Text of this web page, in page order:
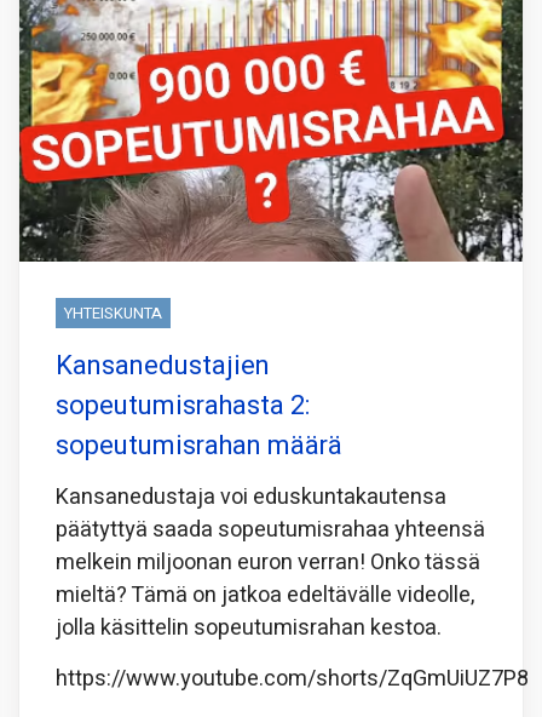
YHTEISKUNTA
Kansanedustajien
sopeutumisrahasta 2:
sopeutumisrahan määrä
Kansanedustaja voi eduskuntakautensa
päätyttyä saada sopeutumisrahaa yhteensä
melkein miljoonan euron verran! Onko tässä
mieltä? Tämä on jatkoa edeltävälle videolle,
jolla käsittelin sopeutumisrahan kestoa.
https://www.youtube.com/shorts/ZqGmUiUZ7P8